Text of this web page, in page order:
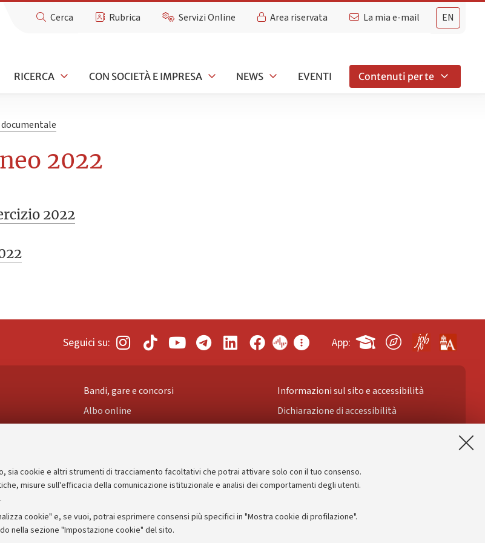
sia cookie e altri strumenti di tracciamento facoltativi che potrai attivare solo con il tuo consenso.
misure sull'efficacia della comunicazione istituzionale e analisi dei comportamenti degli utenti.
cookie" e, se vuoi, potrai esprimere consensi più specifici in "Mostra cookie di profilazione".
nella sezione "Impostazione cookie" del sito.
EN
Cerca Rubrica Servizi Online Area riservata La mia e-mail
RICERCA CON SOCIETÀ E IMPRESA NEWS EVENTI Contenuti per te
2022
2022
Seguici su: App:
Bandi, gare e concorsi
Albo online
Informazioni sul sito e accessibilità
Dichiarazione di accessibilità
di Bologna - Via Zamboni,